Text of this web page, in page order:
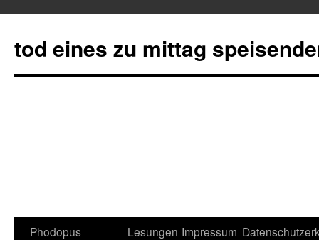
tod eines zu mittag
Springe
Phodopus
Lesungen Impressum